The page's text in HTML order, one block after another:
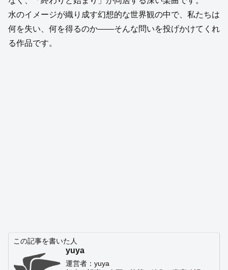
水のイメージが織り成す幻想的な世界観の中で、私たちは
何を失い、何を得るのか——そんな問いを投げかけてくれ
る作品です。
この記事を書いた人
yuya
運営者：yuya